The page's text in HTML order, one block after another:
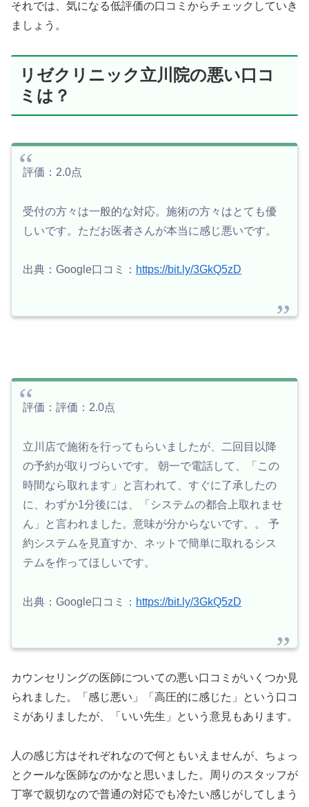
それでは、気になる低評価の口コミからチェックしていき
ましょう。
リゼクリニック立川院の悪い口コ
ミは？
評価：2.0点
受付の方々は一般的な対応。施術の方々はとても優
しいです。ただお医者さんが本当に感じ悪いです。
出典：Google口コミ： https://bit.ly/3GkQ5zD
評価：評価：2.0点
立川店で施術を行ってもらいましたが、二回目以降
の予約が取りづらいです。 朝一で電話して、「この
時間なら取れます」と言われて、すぐに了承したの
に、わずか1分後には、「システムの都合上取れませ
ん」と言われました。意味が分からないです。。 予
約システムを見直すか、ネットで簡単に取れるシス
テムを作ってほしいです。
出典：Google口コミ： https://bit.ly/3GkQ5zD
カウンセリングの医師についての悪い口コミがいくつか見
られました。「感じ悪い」「高圧的に感じた」という口コ
ミがありましたが、「いい先生」という意見もあります。
人の感じ方はそれぞれなので何ともいえませんが、ちょっ
とクールな医師なのかなと思いました。周りのスタッフが
丁寧で親切なので普通の対応でも冷たい感じがしてしまう